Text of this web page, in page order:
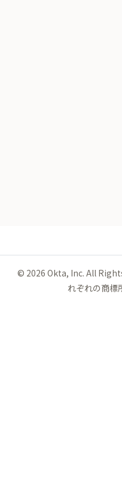
© 2026 Okta, Inc. All
れぞれの商標